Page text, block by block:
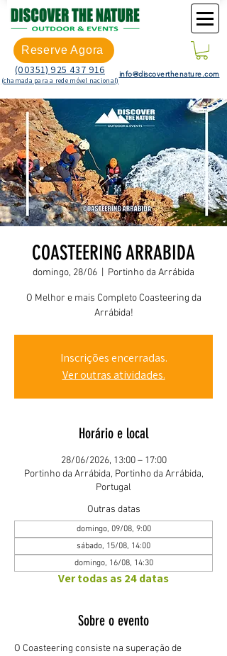
Reserve Agora
(00351) 925 437 916
(chamada para a rede móvel nacional)
info@discoverthenature.com
COASTEERING ARRABIDA
domingo, 28/06 Portinho da Arrábida
O Melhor e mais Completo Coasteering da
Arrábida!
Inscrições encerradas.
Ver outras atividades.
Horário e local
28/06/2026, 13:00 – 17:00
Portinho da Arrábida, Portinho da Arrábida,
Portugal
Outras datas
domingo, 09/08, 9:00
sábado, 15/08, 14:00
domingo, 16/08, 14:30
Ver todas as 24 datas
Sobre o evento
O Coasteering consiste na superação de